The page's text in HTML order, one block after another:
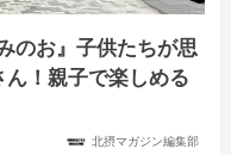
のお』子供たちが思
！親子で楽しめる
北摂マガジン編集部